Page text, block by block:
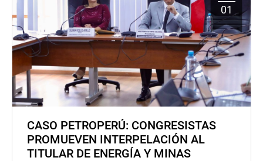
01
CASO PETROPERÚ: CONGRESISTAS
PROMUEVEN INTERPELACIÓN AL
TITULAR DE ENERGÍA Y MINAS